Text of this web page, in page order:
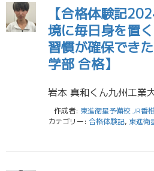
【合格体験記
境に毎日身を置
習慣が確保でき
学部 合格】
作成者: 東進衛星予備校 JR香
カテゴリー: 合格体験記, 東進衛